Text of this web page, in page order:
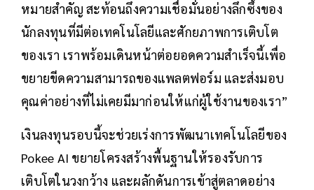
หมายสำคัญ สะท้อนถึงความเชื่อมั่นอย่างลึกซึ้งของ
นักลงทุนที่มีต่อเทคโนโลยีและศักยภาพการเติบโต
ของเรา เราพร้อมเดินหน้าต่อยอดความสำเร็จนี้เพื่อ
ขยายขีดความสามารถของแพลตฟอร์ม และส่งมอบ
คุณค่าอย่างที่ไม่เคยมีมาก่อนให้แก่ผู้ใช้งานของเรา”
เงินลงทุนรอบนี้จะช่วยเร่งการพัฒนาเทคโนโลยีของ
Pokee AI ขยายโครงสร้างพื้นฐานให้รองรับการ
เติบโตในวงกว้าง และผลักดันการเข้าสู่ตลาดอย่าง